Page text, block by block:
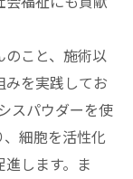
こと、施術以
を実践してお
スパウダーを使
細胞を活性化
します。ま